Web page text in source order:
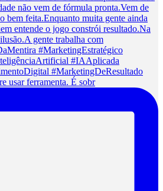
usar ferramenta. É sobr